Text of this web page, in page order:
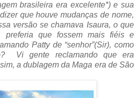
brasileira era excelente*) e sua
que houve mudanças de nome,
versão se chamava Isaura, o que
que fossem mais fiéis e
Patty de “senhor”(Sir), como
Vi gente reclamando que era
a dublagem da Maga era de São